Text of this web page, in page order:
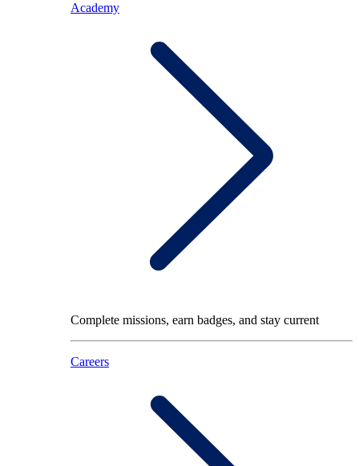
Academy
Complete missions, earn badges, and stay current
Careers